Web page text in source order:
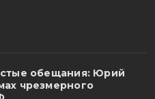
обещания: Юрий
чрезмерного